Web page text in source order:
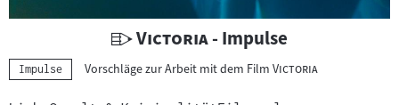
U
t
"
Victoria"- Impulse
Kategorie:
Impulse Vorschläge zur Arbeit mit dem Film "
Victoria